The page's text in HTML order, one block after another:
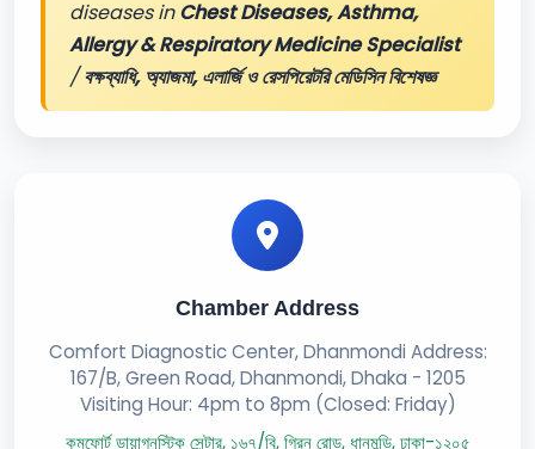
diseases inChest Diseases, Asthma,
Allergy & Respiratory Medicine Specialist
/বক্ষব্যাধি, অ্যাজমা, এলার্জি ও রেসপিরেটরি মেডিসিন বিশেষজ্ঞ
Chamber Address
Comfort Diagnostic Center, Dhanmondi Address:
167/B, Green Road, Dhanmondi, Dhaka - 1205
Visiting Hour: 4pm to 8pm (Closed: Friday)
কমফোর্ট ডায়াগনস্টিক সেন্টার, ১৬৭/বি, গ্রিন রোড, ধানমন্ডি, ঢাকা-১২০৫